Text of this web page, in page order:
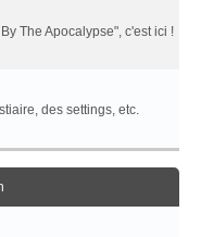
The Apocalypse", c'est ici !
des settings, etc.